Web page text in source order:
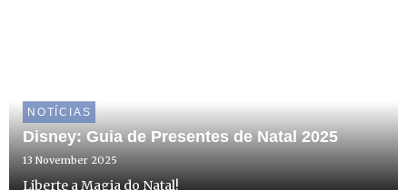
NOTÍCIAS
Disney: Guia de Presentes de Natal 2025
13 November 2025
Liberte a Magia do Natal!